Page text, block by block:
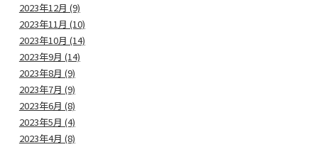
2023年12月 (9)
2023年11月 (10)
2023年10月 (14)
2023年9月 (14)
2023年8月 (9)
2023年7月 (9)
2023年6月 (8)
2023年5月 (4)
2023年4月 (8)